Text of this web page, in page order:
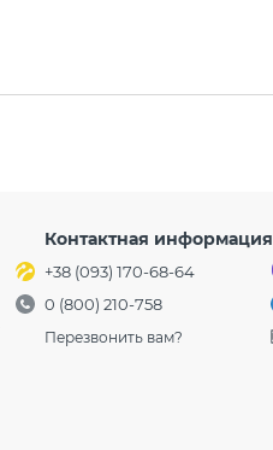
Контактная информация
+38 (093) 170-68-64
0 (800) 210-758
Перезвонить вам?